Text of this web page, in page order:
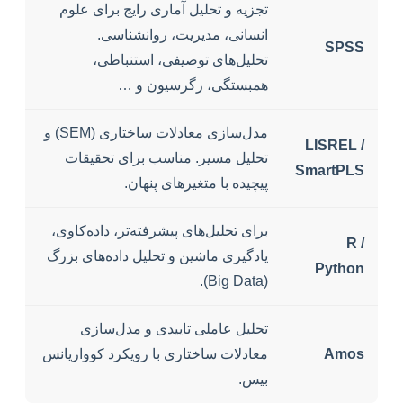
SPSS
تجزیه و تحلیل آماری رایج برای علوم
انسانی، مدیریت، روانشناسی.
تحلیل‌های توصیفی، استنباطی،
همبستگی، رگرسیون و …
LISREL /
SmartPLS
مدل‌سازی معادلات ساختاری (SEM) و
تحلیل مسیر. مناسب برای تحقیقات
پیچیده با متغیرهای پنهان.
R /
Python
برای تحلیل‌های پیشرفته‌تر، داده‌کاوی،
یادگیری ماشین و تحلیل داده‌های بزرگ
(Big Data).
Amos
تحلیل عاملی تاییدی و مدل‌سازی
معادلات ساختاری با رویکرد کوواریانس
بیس.